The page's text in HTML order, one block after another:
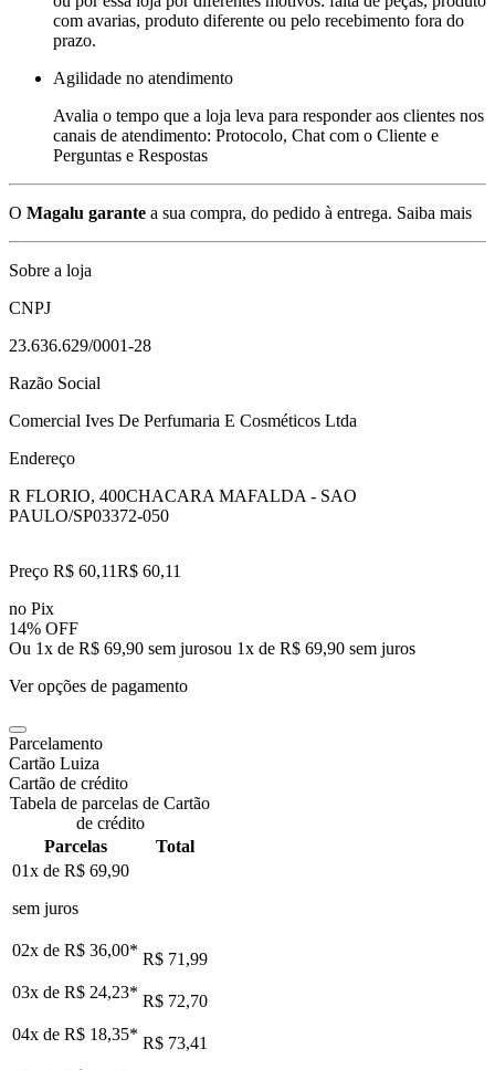
com avarias, produto diferente ou pelo recebimento fora do
prazo.
Agilidade no atendimento
Avalia o tempo que a loja leva para responder aos clientes nos
canais de atendimento: Protocolo, Chat com o Cliente e
Perguntas e Respostas
O Magalu garante a sua compra, do pedido à entrega. Saiba mais
Sobre a loja
CNPJ
23.636.629/0001-28
Razão Social
Comercial Ives De Perfumaria E Cosméticos Ltda
Endereço
R FLORIO, 400CHACARA MAFALDA - SAO
PAULO/SP03372-050
Preço R$ 60,11R$ 60,11
no Pix
14% OFF
Ou 1x de R$ 69,90 sem jurosou 1x de R$ 69,90 sem juros
Ver opções de pagamento
Parcelamento
Cartão Luiza
Cartão de crédito
Tabela de parcelas de Cartão
de crédito
Parcelas
Total
01x de R$ 69,90
sem juros
02x de R$ 36,00* R$ 71,99
03x de R$ 24,23* R$ 72,70
04x de R$ 18,35* R$ 73,41